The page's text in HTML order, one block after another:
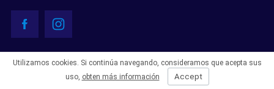
- 5.0 basado en 7 opiniones
Utilizamos cookies. Si continúa navegando, consideramos que acepta sus
uso, obten más información Accept